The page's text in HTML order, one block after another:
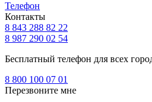
Телефон
Контакты
8 843 288 82 22
8 987 290 02 54
Бесплатный телефон для всех
8 800 100 07 01
Перезвоните мне